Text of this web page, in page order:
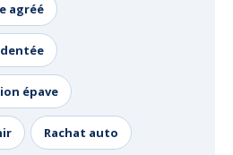
agréé
épave
Rachat auto